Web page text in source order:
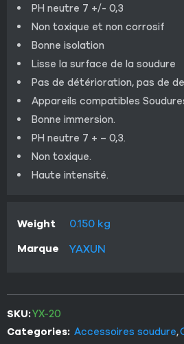
PH neutre 7 +/- 0,3
Non toxique et non corrosif
Bonne isolation
Lisse la surface de la soudure
Pas de détérioration, pas de
Appareils compatibles
Bonne immersion.
PH neutre 7 + – 0,3.
Non toxique.
Haute intensité.
Weight
0.150 kg
Marque
YAXUN
SKU:YX-20
Categories: Accessoires soudure,